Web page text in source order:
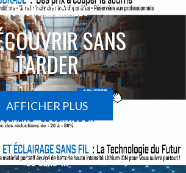
ACTIONS SPÉCIALES
SANS
TARDER
AFFICHER PLUS
Le sans-fil